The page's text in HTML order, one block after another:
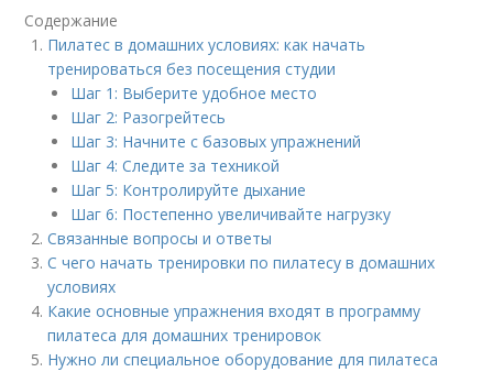
Содержание
Пилатес в домашних условиях: как начать
тренироваться без посещения студии
Шаг 1: Выберите удобное место
Шаг 2: Разогрейтесь
Шаг 3: Начните с базовых упражнений
Шаг 4: Следите за техникой
Шаг 5: Контролируйте дыхание
Шаг 6: Постепенно увеличивайте нагрузку
Связанные вопросы и ответы
С чего начать тренировки по пилатесу в домашних
условиях
Какие основные упражнения входят в программу
пилатеса для домашних тренировок
Нужно ли специальное оборудование для пилатеса